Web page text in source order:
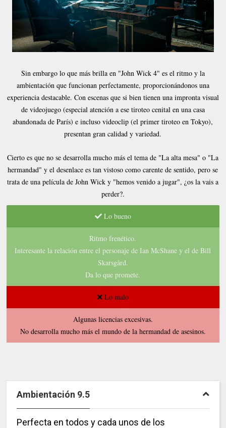
Sin embargo lo que más brilla en "John Wick 4" es el ritmo y la
ambientación que funcionan perfectamente, proporcionándonos una
experiencia destacable. Con escenas que si bien tienen una impronta visual
de videojuego (especial atención a ese tiroteo cenital en una casa
abandonada de París) e incluso videoclip (el primer tiroteo en Tokyo),
presentan gran calidad y variedad.
Cierto es que no se desarrolla mucho más el tema de "La alta mesa" o "La
hermandad" y el desenlace es tan vistoso como carente de sentido, pero se
trata de una película de John Wick y "hemos venido a jugar", ¿os la vais a
perder?.
Lo bueno
Ritmo frenético.
Interesante la relación entre el personaje de Ian McShane y el de Bill
Skarsgård.
Da lo que promete.
Lo malo
Algunas licencias excesivas.
No desarrolla mucho más el mundo de la hermandad de asesinos.
Ambientación 9.5
Perfecta en todos y cada unos de los